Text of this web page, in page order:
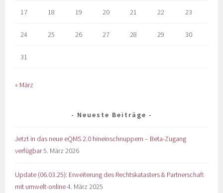
17 18 19 20 21 22 23
24 25 26 27 28 29 30
31
« März
Neueste Beiträge
Jetzt in das neue eQMS 2.0 hineinschnuppern – Beta-Zugang
verfügbar5. März 2026
Update (06.03.25): Erweiterung des Rechtskatasters & Partnerschaft
mit umwelt-online4. März 2025